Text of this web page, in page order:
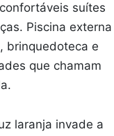
suítes
Piscina externa
brinquedoteca e
que chamam
laranja invade a